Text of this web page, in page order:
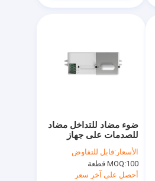
ضوء مضاد للتداخل مضاد
للصدمات على جهاز
استشعار الحركة / إيقاف
التشغيل ، دعم مفتاح
الضغط الأمامي وتكوين
جهاز التحكم عن بعد
الأسعار:قابل للتفاوض
MOQ:100 قطعة
أحصل على آخر سعر